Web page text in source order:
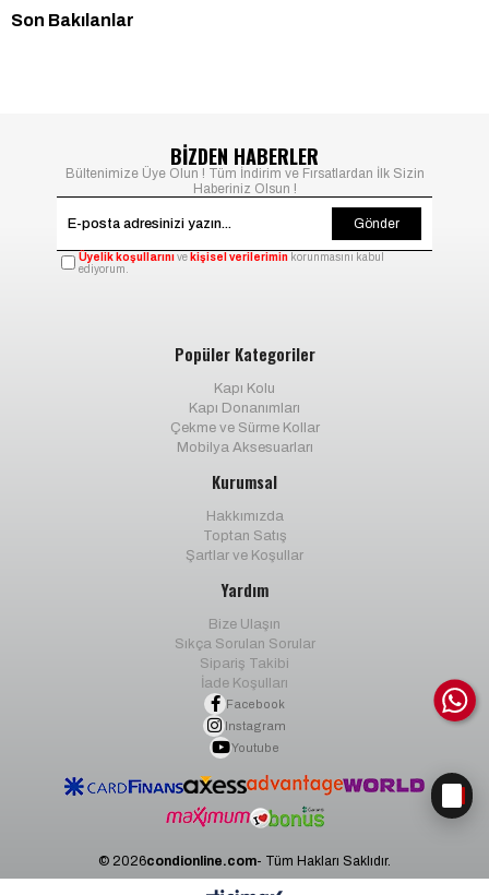
Son Bakılanlar
BİZDEN HABERLER
Bültenimize Üye Olun ! Tüm İndirim ve Fırsatlardan İlk Sizin
Haberiniz Olsun !
Gönder
Üyelik koşullarınıve kişisel verilerimin korunmasını kabul
ediyorum.
Popüler Kategoriler
Kapı Kolu
Kapı Donanımları
Çekme ve Sürme Kollar
Mobilya Aksesuarları
Kurumsal
Hakkımızda
Toptan Satış
Şartlar ve Koşullar
Yardım
Bize Ulaşın
Sıkça Sorulan Sorular
Sipariş Takibi
İade Koşulları
Facebook
Instagram
Youtube
© 2026condionline.com- Tüm Hakları Saklıdır.